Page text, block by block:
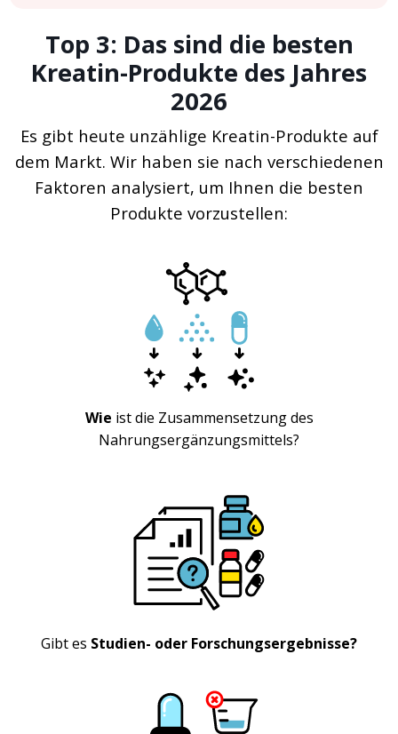
Top 3: Das sind die besten
Kreatin-Produkte des Jahres
2026
Es gibt heute unzählige Kreatin-Produkte auf
dem Markt. Wir haben sie nach verschiedenen
Faktoren analysiert, um Ihnen die besten
Produkte vorzustellen:
Wie ist die Zusammensetzung des
Nahrungsergänzungsmittels?
Gibt es Studien- oder Forschungsergebnisse?